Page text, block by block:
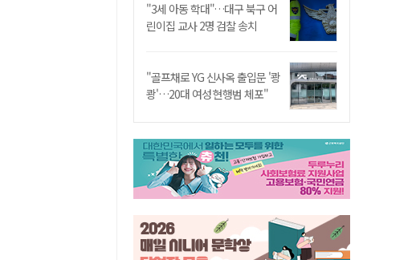
"3세 아동 학대"…대구 북구 어
린이집 교사 2명 검찰 송치
"골프채로 YG 신사옥 출입문 '쾅
쾅'…20대 여성 현행범 체포"